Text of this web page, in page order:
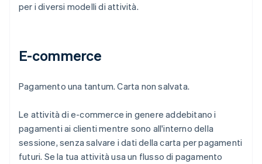
per i diversi modelli di attività.
E-commerce
Pagamento una tantum. Carta non salvata.
Le attività di e-commerce in genere addebitano i
pagamenti ai clienti mentre sono all'interno della
sessione, senza salvare i dati della carta per pagamenti
futuri. Se la tua attività usa un flusso di pagamento